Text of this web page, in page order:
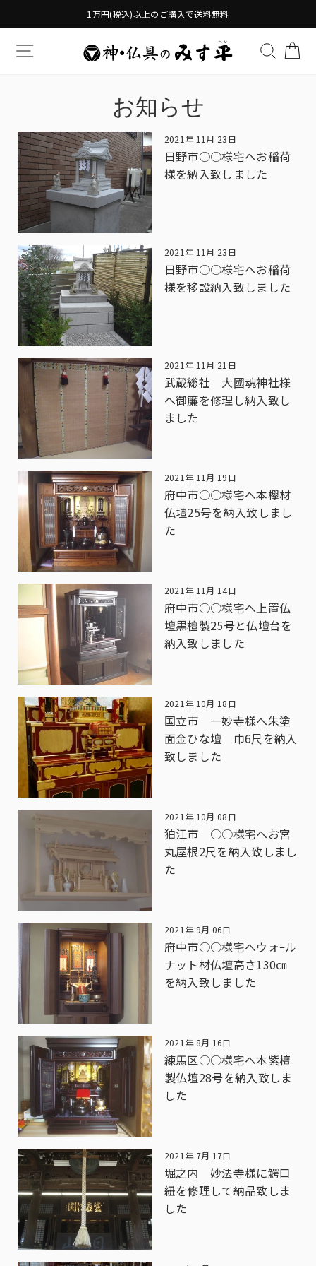
1万円(税込)以上のご購入で送料無料
TRANSLATION MISSING: 検索す
お知らせ
2021年 11月 23日
日野市○○様宅へお稲荷
様を納入致しました
2021年 11月 23日
日野市○○様宅へお稲荷
様を移設納入致しました
2021年 11月 21日
武蔵総社 大國魂神社様
へ御簾を修理し納入致し
ました
2021年 11月 19日
府中市○○様宅へ本欅材
仏壇25号を納入致しまし
た
2021年 11月 14日
府中市○○様宅へ上置仏
壇黒檀製25号と仏壇台を
納入致しました
2021年 10月 18日
国立市 一妙寺様へ朱塗
面金ひな壇 巾6尺を納入
致しました
2021年 10月 08日
狛江市 ○○様宅へお宮
丸屋根2尺を納入致しまし
た
2021年 9月 06日
府中市○○様宅へウォｰル
ナット材仏壇高さ130㎝
を納入致しました
2021年 8月 16日
練馬区○○様宅へ本紫檀
製仏壇28号を納入致しま
した
2021年 7月 17日
堀之内 妙法寺様に鰐口
紐を修理して納品致しま
した